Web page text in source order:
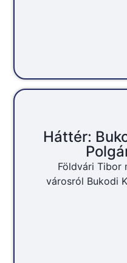
Háttér:
Földvári Tibor
városról Bukodi